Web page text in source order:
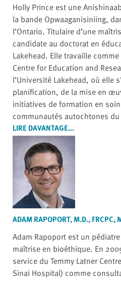
Holly Prince est une
la bande Opwaaganisiniing,
l’Ontario. Titulaire d’une
candidate au doctorat en
Lakehead. Elle travaille
Centre for Education and
l’Université Lakehead, où elle
planification, de la mise en
initiatives de formation en
communautés autochtones du
LIRE DAVANTAGE...
ADAM RAPOPORT, M.D., FRCPC,
Adam Rapoport est un
maîtrise en bioéthique. En
service du Temmy Latner
Sinai Hospital) comme